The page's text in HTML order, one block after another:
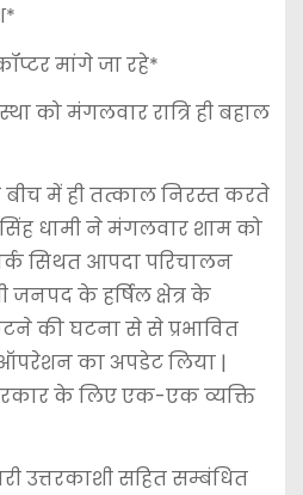
मांगे जा रहे*
को मंगलवार रात्रि ही बहाल
बीच में ही तत्काल निरस्त करते
सिंह धामी ने मंगलवार शाम को
सिथत आपदा परिचालन
जनपद के हर्षिल क्षेत्र के
की घटना से से प्रभावित
ऑपरेशन का अपडेट लिया |
के लिए एक-एक व्यक्ति
उत्तरकाशी सहित सम्बंधित